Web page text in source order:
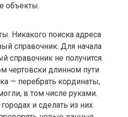
объекты.
Никакого поиска адреса
справочник. Для начала
справочник не получится.
чертовски длинном пути
— перебрать кординаты,
в том числе руками.
и сделать из них